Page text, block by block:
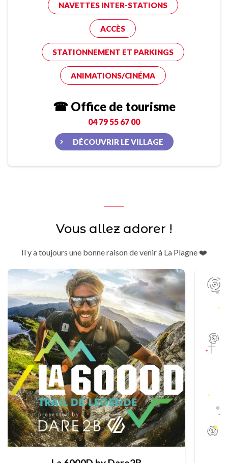
NAVETTES INTER-STATIONS
ACCÈS
STATIONNEMENT ET PARKINGS
ANIMATIONS/CINÉMA
☎ Office de tourisme
04 79 55 67 00
DÉCOUVRIR LE VILLAGE
Vous allez adorer !
Il y a toujours une bonne raison de venir à La Plagne ❤️